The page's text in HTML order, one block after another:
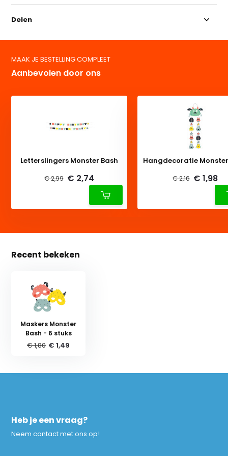
Delen
MAAK JE BESTELLING COMPLEET
Aanbevolen door ons
Letterslingers Monster Bash
€ 2,99 € 2,74
Hangdecoratie
€ 2,16 € 1,98
Recent bekeken
Maskers Monster
Bash - 6 stuks
€ 1,80 € 1,49
Heb je een vraag?
Neem contact met ons op!